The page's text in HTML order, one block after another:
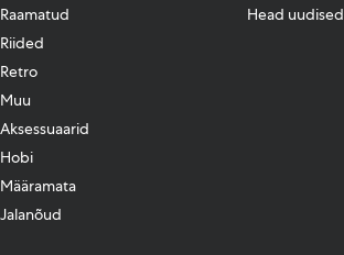
Raamatud
Riided
Retro
Muu
Aksessuaarid
Hobi
Määramata
Jalanõud
Head uudised